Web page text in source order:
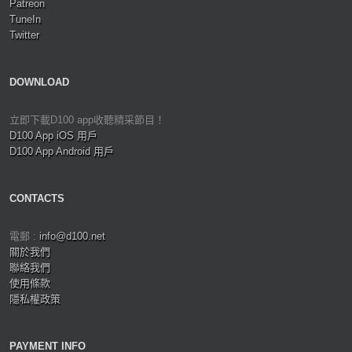
Patreon
TuneIn
Twitter
DOWNLOAD
立即下載D100 app收聽精采節目！
D100 App iOS 用戶
D100 App Android 用戶
CONTACTS
電郵 : info@d100.net
關於我們
聯絡我們
使用條款
隱私權政策
PAYMENT INFO